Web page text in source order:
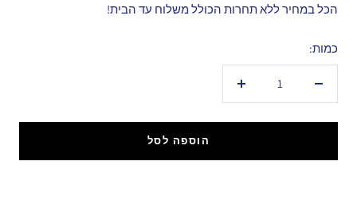
הכל במחיר ללא תחרות הכולל משלוח עד הבית!
כמות:
הגדל
הוספה לסל